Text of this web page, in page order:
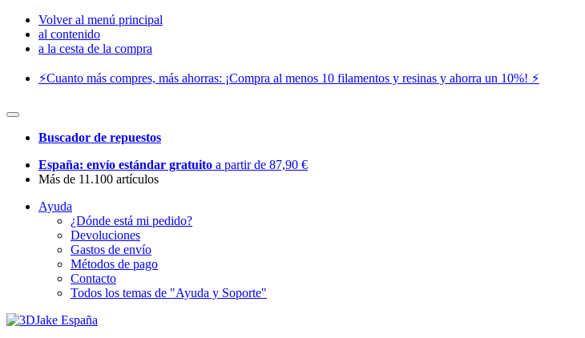
Volver al menú principal
al contenido
a la cesta de la compra
⚡️Cuanto más compres, más ahorras: ¡Compra al menos 10 filamentos y resinas y ahorra un 10%! ⚡️
Buscador de repuestos
España: envío estándar gratuito a partir de 87,90 €
Más de 11.100 artículos
Ayuda
¿Dónde está mi pedido?
Devoluciones
Gastos de envío
Métodos de pago
Contacto
Todos los temas de "Ayuda y Soporte"